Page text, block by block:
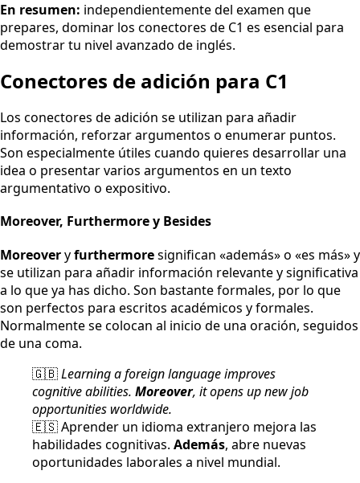
En resumen: independientemente del examen que
prepares, dominar los conectores de C1 es esencial para
demostrar tu nivel avanzado de inglés.
Conectores de adición para C1
Los conectores de adición se utilizan para añadir
información, reforzar argumentos o enumerar puntos.
Son especialmente útiles cuando quieres desarrollar una
idea o presentar varios argumentos en un texto
argumentativo o expositivo.
Moreover, Furthermore y Besides
Moreoveryfurthermoresignifican «además» o «es más» y
se utilizan para añadir información relevante y significativa
a lo que ya has dicho. Son bastante formales, por lo que
son perfectos para escritos académicos y formales.
Normalmente se colocan al inicio de una oración, seguidos
de una coma.
🇬🇧Learning a foreign language improves
cognitive abilities. Moreover, it opens up new job
opportunities worldwide.
🇪🇸 Aprender un idioma extranjero mejora las
habilidades cognitivas. Además, abre nuevas
oportunidades laborales a nivel mundial.